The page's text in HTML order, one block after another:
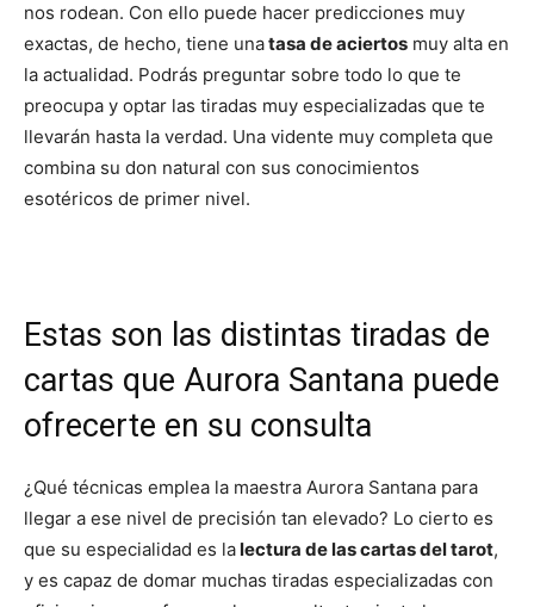
nos rodean. Con ello puede hacer predicciones muy
exactas, de hecho, tiene unatasa de aciertos muy alta en
la actualidad. Podrás preguntar sobre todo lo que te
preocupa y optar las tiradas muy especializadas que te
llevarán hasta la verdad. Una vidente muy completa que
combina su don natural con sus conocimientos
esotéricos de primer nivel.
Estas son las distintas tiradas de
cartas que Aurora Santana puede
ofrecerte en su consulta
¿Qué técnicas emplea la maestra Aurora Santana para
llegar a ese nivel de precisión tan elevado? Lo cierto es
que su especialidad es lalectura de las cartas del tarot,
y es capaz de domar muchas tiradas especializadas con